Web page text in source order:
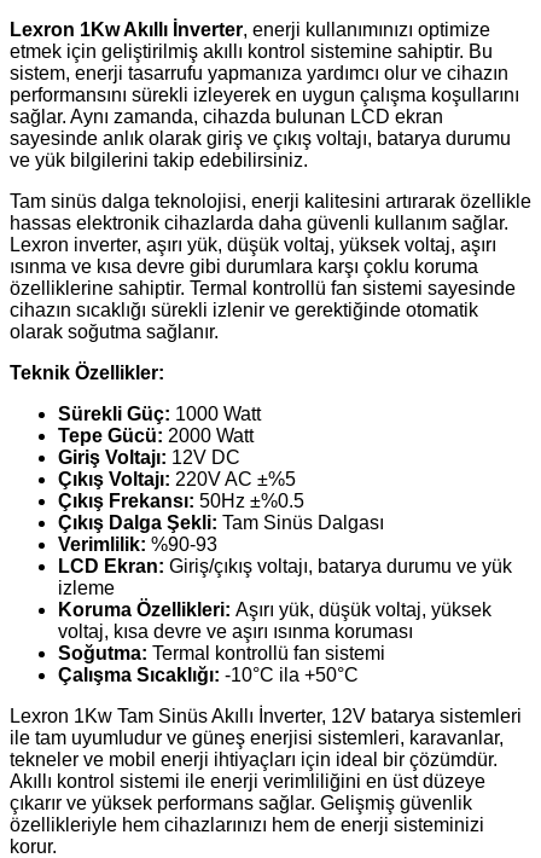
Lexron 1Kw Akıllı İnverter, enerji kullanımınızı optimize
etmek için geliştirilmiş akıllı kontrol sistemine sahiptir. Bu
sistem, enerji tasarrufu yapmanıza yardımcı olur ve cihazın
performansını sürekli izleyerek en uygun çalışma koşullarını
sağlar. Aynı zamanda, cihazda bulunan LCD ekran
sayesinde anlık olarak giriş ve çıkış voltajı, batarya durumu
ve yük bilgilerini takip edebilirsiniz.
Tam sinüs dalga teknolojisi, enerji kalitesini artırarak özellikle
hassas elektronik cihazlarda daha güvenli kullanım sağlar.
Lexron inverter, aşırı yük, düşük voltaj, yüksek voltaj, aşırı
ısınma ve kısa devre gibi durumlara karşı çoklu koruma
özelliklerine sahiptir. Termal kontrollü fan sistemi sayesinde
cihazın sıcaklığı sürekli izlenir ve gerektiğinde otomatik
olarak soğutma sağlanır.
Teknik Özellikler:
Sürekli Güç: 1000 Watt
Tepe Gücü: 2000 Watt
Giriş Voltajı: 12V DC
Çıkış Voltajı: 220V AC ±%5
Çıkış Frekansı: 50Hz ±%0.5
Çıkış Dalga Şekli: Tam Sinüs Dalgası
Verimlilik: %90-93
LCD Ekran: Giriş/çıkış voltajı, batarya durumu ve yük
izleme
Koruma Özellikleri: Aşırı yük, düşük voltaj, yüksek
voltaj, kısa devre ve aşırı ısınma koruması
Soğutma: Termal kontrollü fan sistemi
Çalışma Sıcaklığı: -10°C ila +50°C
Lexron 1Kw Tam Sinüs Akıllı İnverter, 12V batarya sistemleri
ile tam uyumludur ve güneş enerjisi sistemleri, karavanlar,
tekneler ve mobil enerji ihtiyaçları için ideal bir çözümdür.
Akıllı kontrol sistemi ile enerji verimliliğini en üst düzeye
çıkarır ve yüksek performans sağlar. Gelişmiş güvenlik
özellikleriyle hem cihazlarınızı hem de enerji sisteminizi
korur.